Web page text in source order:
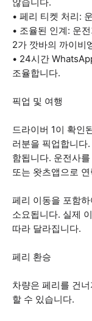
• 페리 티켓 처리:
• 조율된 인계: 운
2가 깟바의 까이비
• 24시간
조율합니다.
픽업 및 여행
드라이버 1이 확인
러분을 픽업합니다
함됩니다. 운전사
또는 왓츠앱으로
페리 이동을 포함
소요됩니다. 실제
따라 달라집니다.
페리 환승
차량은 페리를 건
할 수 있습니다.